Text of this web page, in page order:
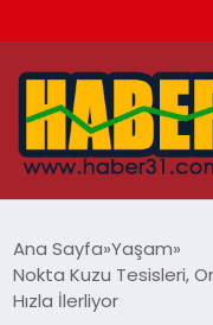
HATAY
Ana Sayfa Yaşam
Nokta Kuzu Tesisleri,
Hızla İlerliyor